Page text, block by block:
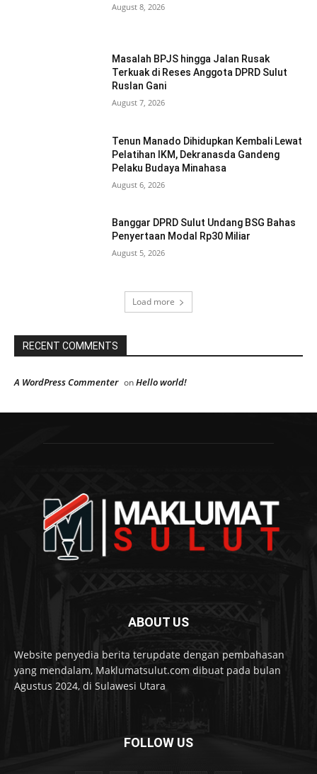
August 8, 2026
Masalah BPJS hingga Jalan Rusak
Terkuak di Reses Anggota DPRD Sulut
Ruslan Gani
August 7, 2026
Tenun Manado Dihidupkan Kembali Lewat
Pelatihan IKM, Dekranasda Gandeng
Pelaku Budaya Minahasa
August 6, 2026
Banggar DPRD Sulut Undang BSG Bahas
Penyertaan Modal Rp30 Miliar
August 5, 2026
Load more
RECENT COMMENTS
A WordPress Commenter onHello world!
ABOUT US
Website penyedia berita terupdate dengan pembahasan
yang mendalam, Maklumatsulut.com dibuat pada bulan
Agustus 2024, di Sulawesi Utara
FOLLOW US